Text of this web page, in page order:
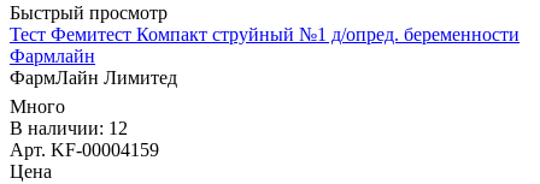
Быстрый просмотр
Тест Фемитест Компакт струйный №1 д/опред. беременности
Фармлайн
ФармЛайн Лимитед
Много
В наличии: 12
Арт. KF-00004159
Цена